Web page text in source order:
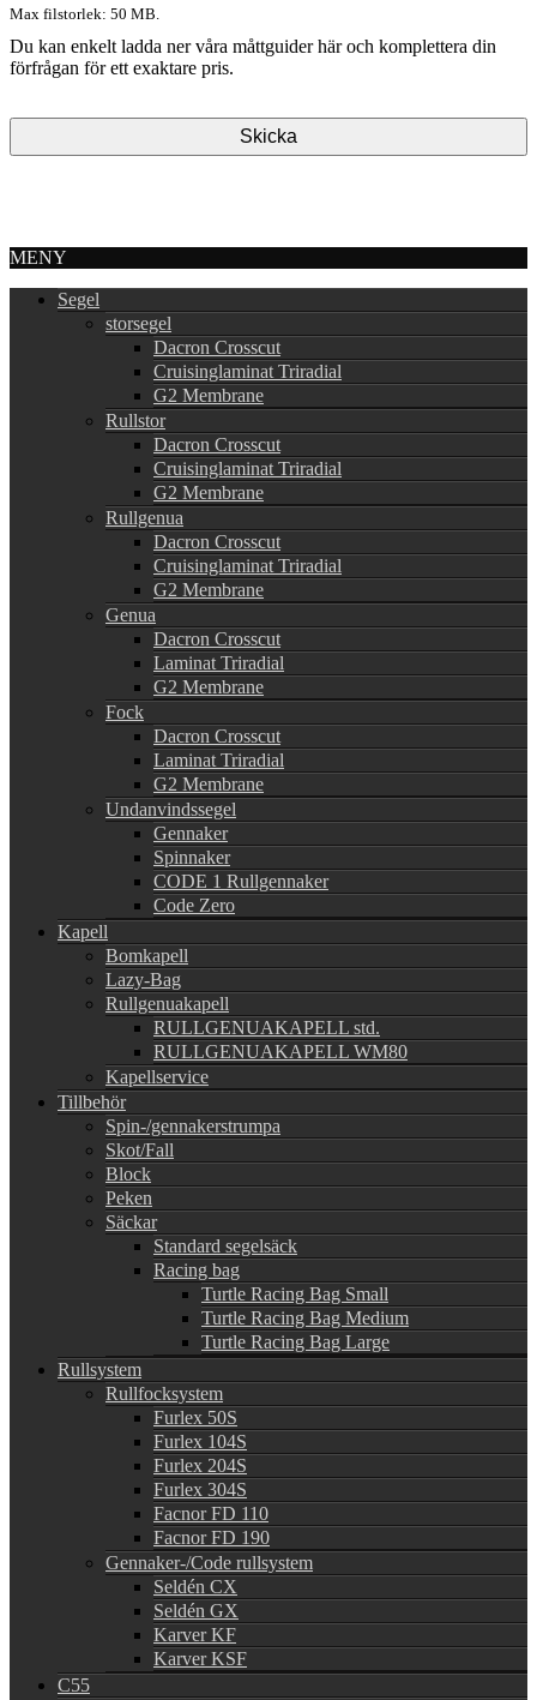
Max filstorlek: 50 MB.
Du kan enkelt ladda ner våra måttguider här och komplettera din
förfrågan för ett exaktare pris.
MENY
Segel
storsegel
Dacron Crosscut
Cruisinglaminat Triradial
G2 Membrane
Rullstor
Dacron Crosscut
Cruisinglaminat Triradial
G2 Membrane
Rullgenua
Dacron Crosscut
Cruisinglaminat Triradial
G2 Membrane
Genua
Dacron Crosscut
Laminat Triradial
G2 Membrane
Fock
Dacron Crosscut
Laminat Triradial
G2 Membrane
Undanvindssegel
Gennaker
Spinnaker
CODE 1 Rullgennaker
Code Zero
Kapell
Bomkapell
Lazy-Bag
Rullgenuakapell
RULLGENUAKAPELL std.
RULLGENUAKAPELL WM80
Kapellservice
Tillbehör
Spin-/gennakerstrumpa
Skot/Fall
Block
Peken
Säckar
Standard segelsäck
Racing bag
Turtle Racing Bag Small
Turtle Racing Bag Medium
Turtle Racing Bag Large
Rullsystem
Rullfocksystem
Furlex 50S
Furlex 104S
Furlex 204S
Furlex 304S
Facnor FD 110
Facnor FD 190
Gennaker-/Code rullsystem
Seldén CX
Seldén GX
Karver KF
Karver KSF
C55